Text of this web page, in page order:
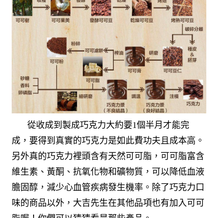
從收成到製成巧克力大約要1個半月才能完
成，要得到真實的巧克力是如此費功夫且成本高。
另外真的巧克力裡頭含有天然可可脂，可可脂富含
維生素、黃酮、抗氧化物和礦物質，可以降低血液
膽固醇，減少心血管疾病發生機率。除了巧克力口
味的商品以外，大吉先生在其他品項也有加入可可